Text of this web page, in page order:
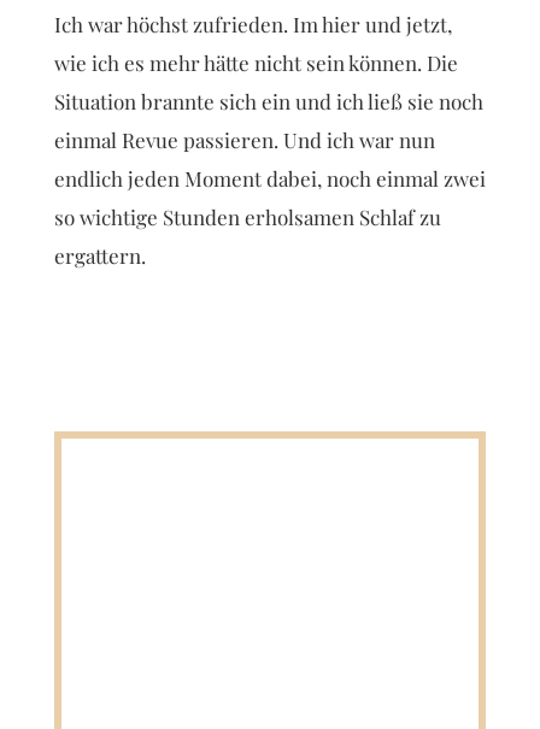
Ich war höchst zufrieden. Im hier und jetzt,
wie ich es mehr hätte nicht sein können. Die
Situation brannte sich ein und ich ließ sie noch
einmal Revue passieren. Und ich war nun
endlich jeden Moment dabei, noch einmal zwei
so wichtige Stunden erholsamen Schlaf zu
ergattern.